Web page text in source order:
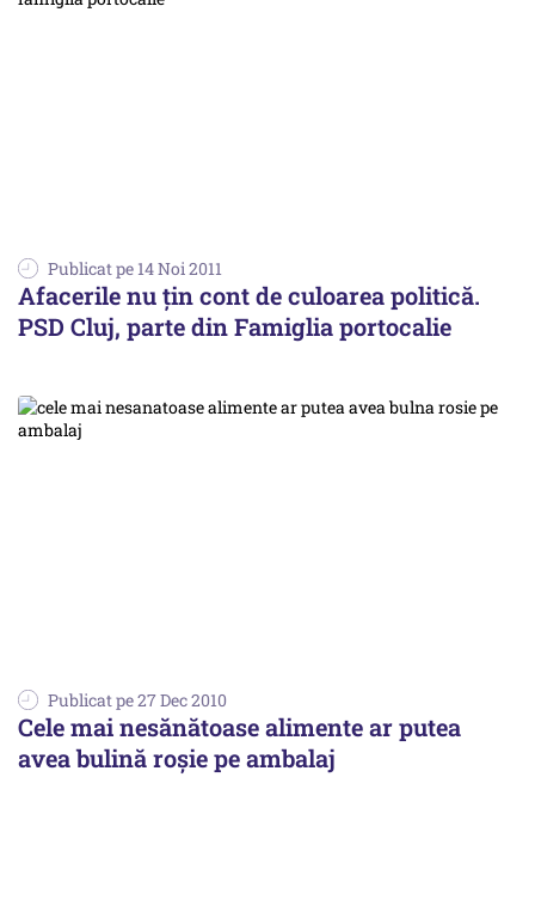
Publicat pe 14 Noi 2011
Afacerile nu ţin cont de culoarea politică.
PSD Cluj, parte din Famiglia portocalie
Publicat pe 27 Dec 2010
Cele mai nesănătoase alimente ar putea
avea bulină roşie pe ambalaj